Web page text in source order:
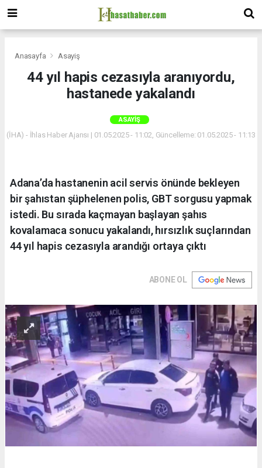
Anasayfa Asayiş
44 yıl hapis cezasıyla aranıyordu,
hastanede yakalandı
ASAYIŞ
(İHA) - İhlas Haber Ajansı | 01.05.2025 - 11:02, Güncelleme: 01.05.2025 - 11:13
Adana’da hastanenin acil servis önünde bekleyen
bir şahıstan şüphelenen polis, GBT sorgusu yapmak
istedi. Bu sırada kaçmayan başlayan şahıs
kovalamaca sonucu yakalandı, hırsızlık suçlarından
44 yıl hapis cezasıyla arandığı ortaya çıktı
ABONE OL